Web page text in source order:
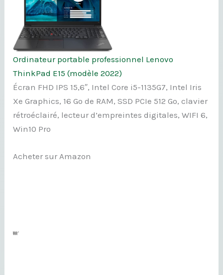
Ordinateur portable professionnel Lenovo
ThinkPad E15 (modèle 2022)
Écran FHD IPS 15,6″, Intel Core i5-1135G7, Intel Iris
Xe Graphics, 16 Go de RAM, SSD PCIe 512 Go, clavier
rétroéclairé, lecteur d’empreintes digitales, WIFI 6,
Win10 Pro
Acheter sur Amazon